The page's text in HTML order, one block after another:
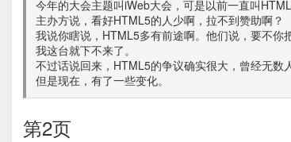
今年的大会主题叫iWeb大会，可是以前一直叫
主办方说，看好HTML5的人少啊，拉不到赞助啊？
我说你瞎说，HTML5多有前途啊。他们说，要不你
我这台就下不来了。
不过话说回来，HTML5的争议确实很大，曾经无数
但是现在，有了一些变化。
第2页